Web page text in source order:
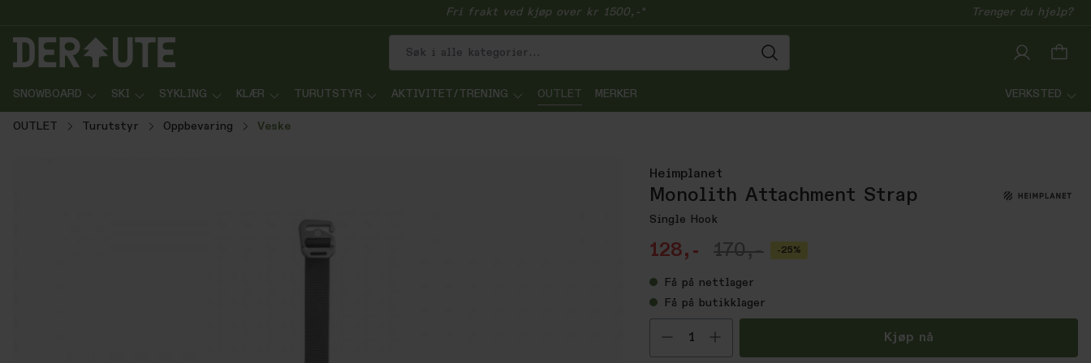
Fri frakt ved kjøp over kr 1500,-* Trenger du hjelp?
SNOWBOARD SKI SYKLING KLÆR TURUTSTYR AKTIVITET/TRENING OUTLET MERKER VERKSTED
OUTLET Turutstyr Oppbevaring Veske
Heimplanet
Monolith Attachment Strap
Single Hook
128,- 170,- -25%
Få på nettlager
Få på butikklager
Velg antall Kjøp nå